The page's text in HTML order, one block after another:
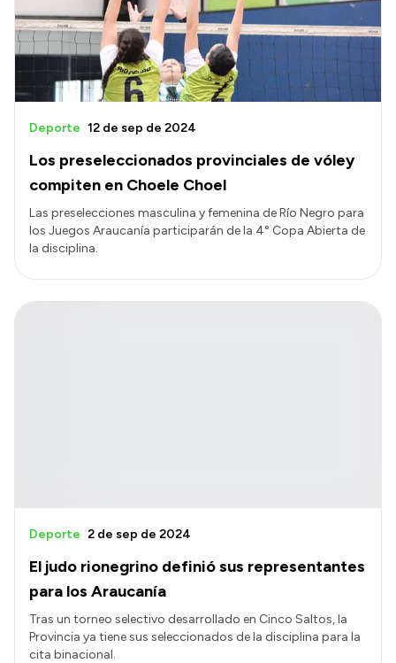
Los preseleccionados provinciales de vóley
compiten en Choele Choel
Deporte 12 de sep de 2024
Las preselecciones masculina y femenina de Río Negro para
los Juegos Araucanía participarán de la 4° Copa Abierta de
la disciplina.
El judo rionegrino definió sus representantes
para los Araucanía
Deporte 2 de sep de 2024
Tras un torneo selectivo desarrollado en Cinco Saltos, la
Provincia ya tiene sus seleccionados de la disciplina para la
cita binacional.